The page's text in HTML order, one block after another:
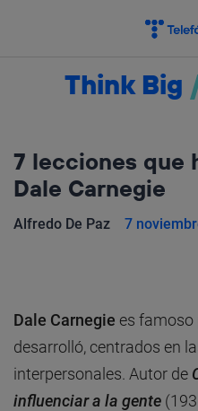
Think Big
7 lecciones que
Dale Carnegie
Alfredo De Paz 7
Dale Carnegie es famoso
desarrolló, centrados en
interpersonales. Autor de
influenciar a la gente